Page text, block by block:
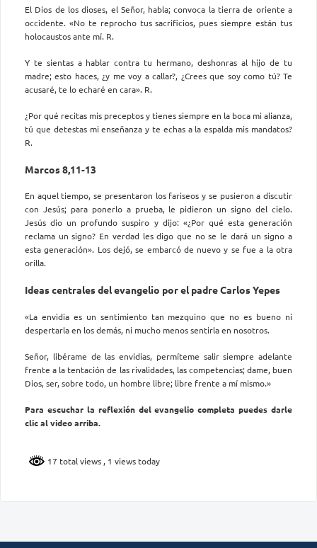
El Dios de los dioses, el Señor, habla; convoca la tierra de oriente a
occidente. «No te reprocho tus sacrificios, pues siempre están tus
holocaustos ante mí. R.
Y te sientas a hablar contra tu hermano, deshonras al hijo de tu
madre; esto haces, ¿y me voy a callar?, ¿Crees que soy como tú? Te
acusaré, te lo echaré en cara». R.
¿Por qué recitas mis preceptos y tienes siempre en la boca mi alianza,
tú que detestas mi enseñanza y te echas a la espalda mis mandatos?
R.
Marcos 8,11-13
En aquel tiempo, se presentaron los fariseos y se pusieron a discutir
con Jesús; para ponerlo a prueba, le pidieron un signo del cielo.
Jesús dio un profundo suspiro y dijo: «¿Por qué esta generación
reclama un signo? En verdad les digo que no se le dará un signo a
esta generación». Los dejó, se embarcó de nuevo y se fue a la otra
orilla.
Ideas centrales del evangelio por el padre Carlos Yepes
«La envidia es un sentimiento tan mezquino que no es bueno ni
despertarla en los demás, ni mucho menos sentirla en nosotros.
Señor, libérame de las envidias, permíteme salir siempre adelante
frente a la tentación de las rivalidades, las competencias; dame, buen
Dios, ser, sobre todo, un hombre libre; libre frente a mí mismo.»
Para escuchar la reflexión del evangelio completa puedes darle
clic al video arriba.
17 total views , 1 views today